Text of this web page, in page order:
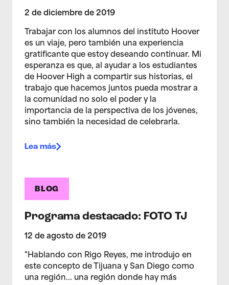
2 de diciembre de 2019
Trabajar con los alumnos del instituto Hoover
es un viaje, pero también una experiencia
gratificante que estoy deseando continuar. Mi
esperanza es que, al ayudar a los estudiantes
de Hoover High a compartir sus historias, el
trabajo que hacemos juntos pueda mostrar a
la comunidad no solo el poder y la
importancia de la perspectiva de los jóvenes,
sino también la necesidad de celebrarla.
Lea más
BLOG
Programa destacado: FOTO TJ
12 de agosto de 2019
"Hablando con Rigo Reyes, me introdujo en
este concepto de Tijuana y San Diego como
una región... una región donde hay más